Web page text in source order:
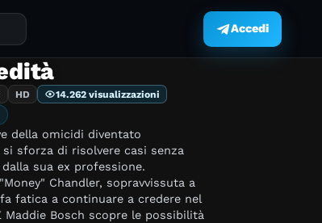
Accedi
HD 14.262 visualizzazioni
della omicidi diventato
sforza di risolvere casi senza
sua ex professione.
Chandler, sopravvissuta a
fatica a continuare a credere nel
Bosch scopre le possibilità